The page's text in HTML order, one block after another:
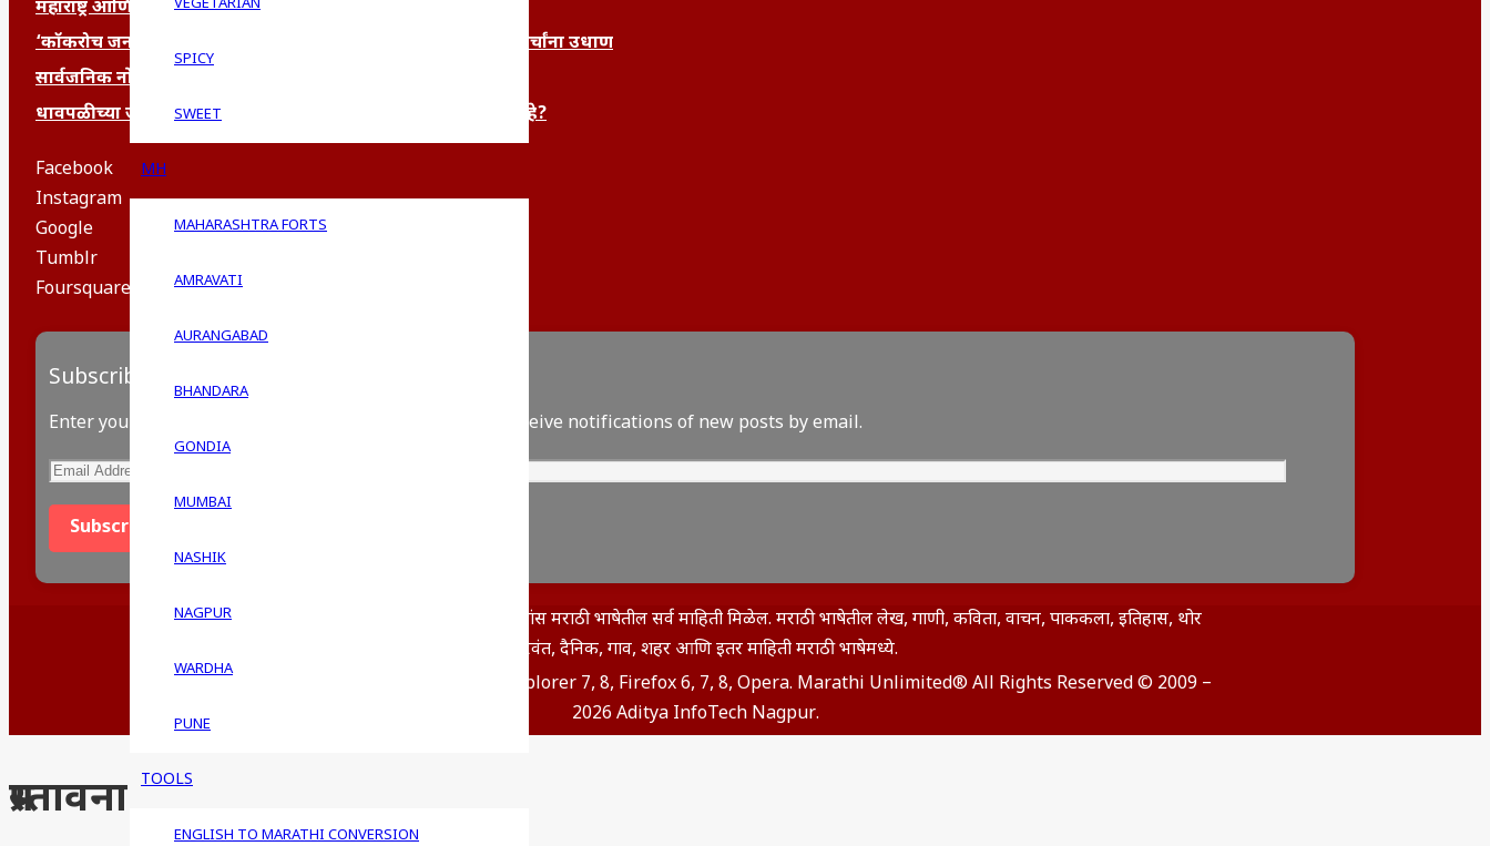
VEGETARIAN
SPICY
SWEET
MH
MAHARASHTRA FORTS
AMRAVATI
AURANGABAD
BHANDARA
GONDIA
MUMBAI
NASHIK
NAGPUR
WARDHA
PUNE
TOOLS
ENGLISH TO MARATHI CONVERSION
महाराष्ट्र आणि संपूर्ण भारतातील शेतकऱ्यांना मान्सूनचे महत्त्व
‘कॉकरोच जनता पार्टी’ची वेबसाईट अचानक डाउन; सोशल मीडियावर चर्चांना उधाण
सार्वजनिक नोंद: पेमेंट डिफॉल्ट प्रकरण – Kris Ankem [FFME]
धावपळीच्या जीवनात शांततेचा शोध – Meditation का आवश्यक आहे?
Facebook
Instagram
Google
Tumblr
Foursquare
Subscribe to Blog via Email
Enter your email address to subscribe to this blog and receive notifications of new posts by email.
Email
Address
Subscribe
मराठी अनलिमिटेड :
माझा महाराष्ट्राचे सूर. इथे आपणांस मराठी भाषेतील सर्व माहिती मिळेल. मराठी भाषेतील लेख, गाणी, कविता, वाचन, पाककला, इतिहास, थोर
विचारवंत, दैनिक, गाव, शहर आणि इतर माहिती मराठी भाषेमध्ये.
Browser support for this site: Internet Explorer 7, 8, Firefox 6, 7, 8, Opera. Marathi Unlimited® All Rights Reserved © 2009 –
2026 Aditya InfoTech Nagpur.
प्रस्तावना